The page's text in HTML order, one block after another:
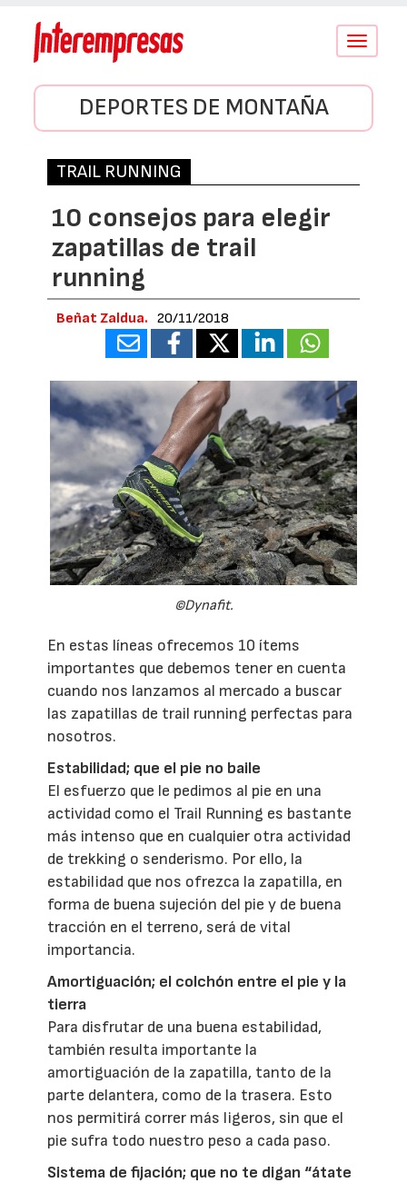
Conmutar
DEPORTES DE MONTAÑA
TRAIL RUNNING
10 consejos para elegir
zapatillas de trail
running
Beñat Zaldua. 20/11/2018
©Dynafit.
En estas líneas ofrecemos 10 ítems
importantes que debemos tener en cuenta
cuando nos lanzamos al mercado a buscar
las zapatillas de trail running perfectas para
nosotros.
Estabilidad; que el pie no baile
El esfuerzo que le pedimos al pie en una
actividad como el Trail Running es bastante
más intenso que en cualquier otra actividad
de trekking o senderismo. Por ello, la
estabilidad que nos ofrezca la zapatilla, en
forma de buena sujeción del pie y de buena
tracción en el terreno, será de vital
importancia.
Amortiguación; el colchón entre el pie y la
tierra
Para disfrutar de una buena estabilidad,
también resulta importante la
amortiguación de la zapatilla, tanto de la
parte delantera, como de la trasera. Esto
nos permitirá correr más ligeros, sin que el
pie sufra todo nuestro peso a cada paso.
Sistema de fijación; que no te digan “átate